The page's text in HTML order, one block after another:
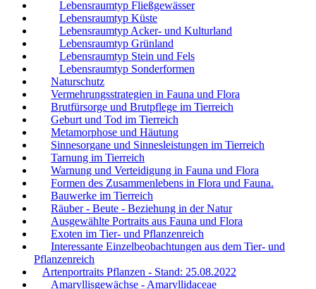
Lebensraumtyp Fließgewässer
Lebensraumtyp Küste
Lebensraumtyp Acker- und Kulturland
Lebensraumtyp Grünland
Lebensraumtyp Stein und Fels
Lebensraumtyp Sonderformen
Naturschutz
Vermehrungsstrategien in Fauna und Flora
Brutfürsorge und Brutpflege im Tierreich
Geburt und Tod im Tierreich
Metamorphose und Häutung
Sinnesorgane und Sinnesleistungen im Tierreich
Tarnung im Tierreich
Warnung und Verteidigung in Fauna und Flora
Formen des Zusammenlebens in Flora und Fauna.
Bauwerke im Tierreich
Räuber - Beute - Beziehung in der Natur
Ausgewählte Portraits aus Fauna und Flora
Exoten im Tier- und Pflanzenreich
Interessante Einzelbeobachtungen aus dem Tier- und
Pflanzenreich
Artenportraits Pflanzen - Stand: 25.08.2022
Amaryllisgewächse - Amaryllidaceae